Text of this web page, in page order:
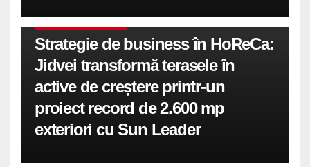
Strategie de business în HoReCa:
Jidvei transformă terasele în
active de creștere printr-un
proiect record de 2.600 mp
exteriori cu Sun Leader